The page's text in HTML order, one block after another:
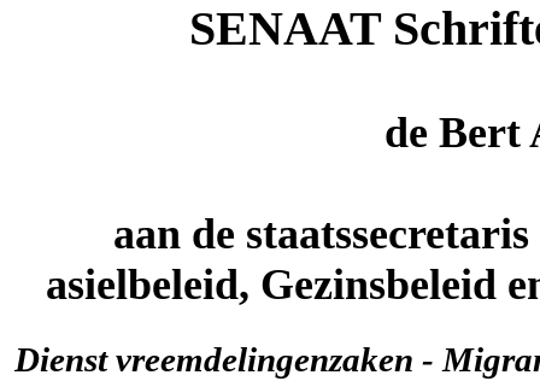
SENAAT
de Bert
aan de
asielbeleid, Gezinsbeleid
Dienst vreemdelingenzaken -